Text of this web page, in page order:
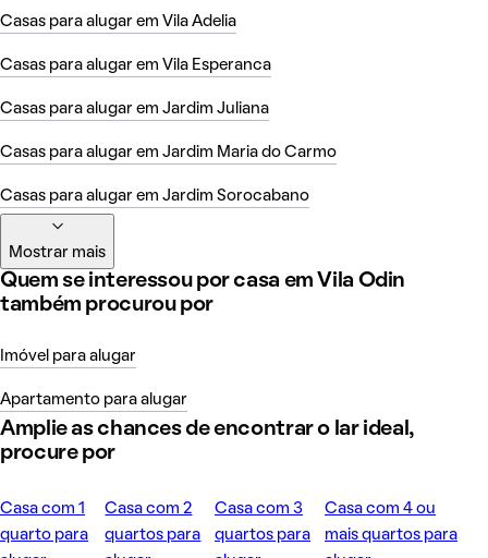
Casas para alugar em Vila Adelia
Casas para alugar em Vila Esperanca
Casas para alugar em Jardim Juliana
Casas para alugar em Jardim Maria do Carmo
Casas para alugar em Jardim Sorocabano
Mostrar mais
Quem se interessou por casa em Vila Odin
também procurou por
Imóvel para alugar
Apartamento para alugar
Amplie as chances de encontrar o lar ideal,
procure por
Casa com 1
quarto para
Casa com 2
quartos para
Casa com 3
quartos para
Casa com 4 ou
mais quartos para